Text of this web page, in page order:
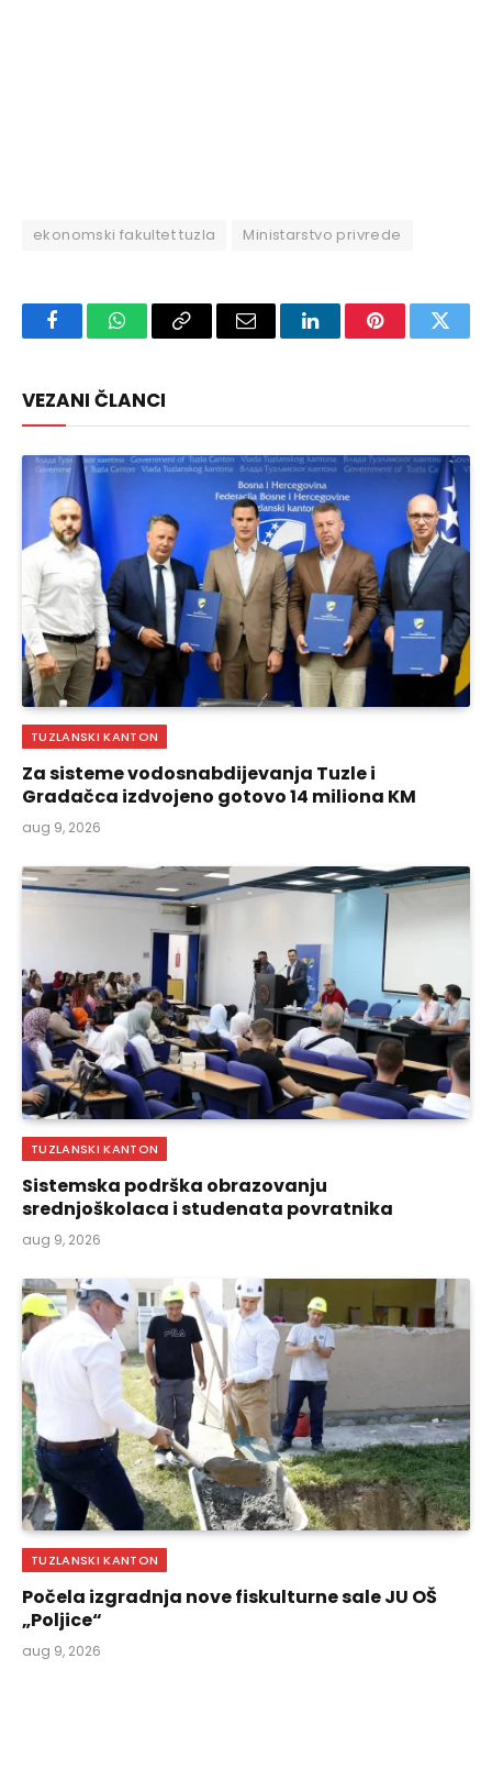
ekonomski fakultet tuzla Ministarstvo privrede
FacebookWhatsAppCopy
Email LinkedInPinterest
VEZANI ČLANCI
TUZLANSKI KANTON
Za sisteme vodosnabdijevanja Tuzle i
Gradačca izdvojeno gotovo 14 miliona KM
aug 9, 2026
TUZLANSKI KANTON
Sistemska podrška obrazovanju
srednjoškolaca i studenata povratnika
aug 9, 2026
TUZLANSKI KANTON
Počela izgradnja nove fiskulturne sale JU OŠ
„Poljice“
aug 9, 2026